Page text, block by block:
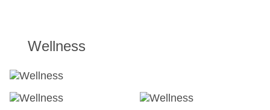
Gebühr, Fremdanbieter
Wellness